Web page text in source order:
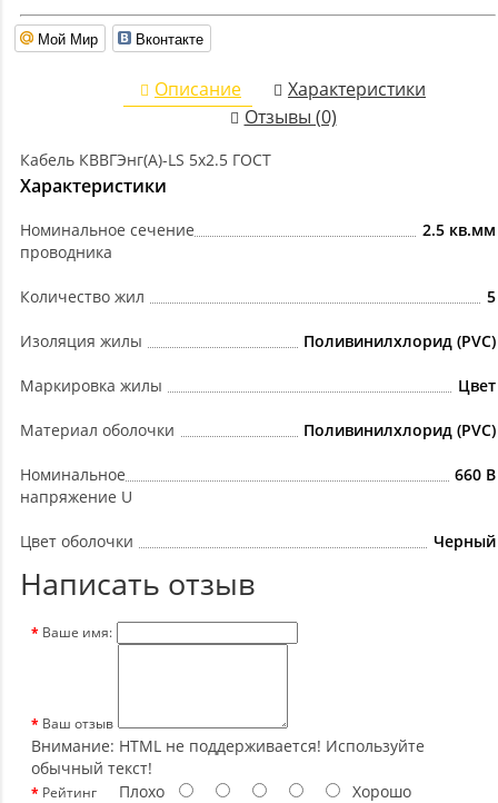
Мой Мир Вконтакте
Описание
Характеристики
Отзывы (0)
Кабель КВВГЭнг(А)-LS 5х2.5 ГОСТ
Характеристики
Номинальное сечение
проводника
2.5 кв.мм
Количество жил 5
Изоляция жилы Поливинилхлорид (PVC)
Маркировка жилы Цвет
Материал оболочки Поливинилхлорид (PVC)
Номинальное
напряжение U
660 В
Цвет оболочки Черный
Написать отзыв
Ваше имя:
Ваш отзыв
Внимание: HTML не поддерживается! Используйте
обычный текст!
Рейтинг Плохо Хорошо